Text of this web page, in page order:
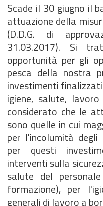
Scade il 30 giugno il
attuazione della
(D.D.G. di
31.03.2017). Si
opportunità per gli
pesca della nostra
investimenti
igiene, salute,
considerato che le
sono quelle in cui
per l'incolumità degli
per questi
interventi sulla
salute del
formazione), per
generali di lavoro a